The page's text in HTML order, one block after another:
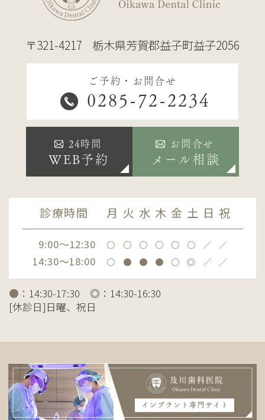
〒321-4217 栃木県芳賀郡益子町益子2056
ご予約・お問合せ
0285-72-2234
24時間
WEB予約
お問合せ
メール相談
診療時間 月 火 水 木 金 土 日 祝
9:00～12:30 〇 〇 〇 〇 〇 〇 ／ ／
14:30～18:00 〇 ● ● ● 〇 ◎ ／ ／
● ：14:30-17:30 ◎：14:30-16:30
[休診日]日曜、祝日